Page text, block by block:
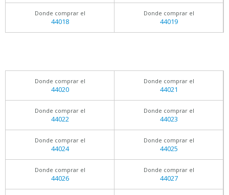
Donde comprar el
44018
Donde comprar el
44019
Donde comprar el
44020
Donde comprar el
44021
Donde comprar el
44022
Donde comprar el
44023
Donde comprar el
44024
Donde comprar el
44025
Donde comprar el
44026
Donde comprar el
44027